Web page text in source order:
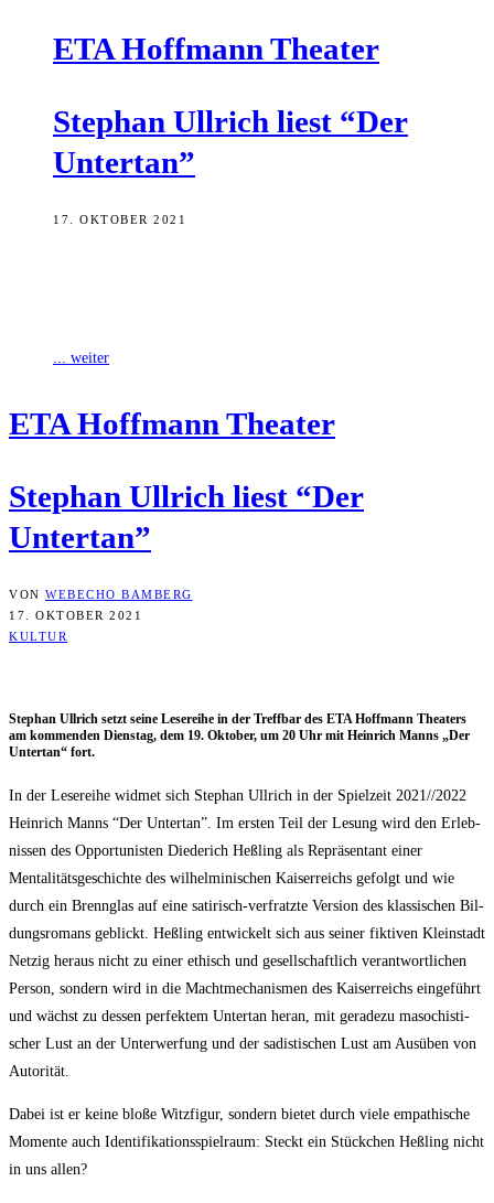
ETA Hoff­mann Theater
Ste­phan Ull­rich liest “Der
Untertan”
17. OKTOBER 2021
... weiter
ETA Hoff­mann Theater
Ste­phan Ull­rich liest “Der
Untertan”
VON WEBECHO BAMBERG
17. OKTOBER 2021
KULTUR
Ste­phan Ull­rich setzt sei­ne Lese­rei­he in der Treff­bar des ETA Hoff­mann Thea­ters
am kom­men­den Diens­tag, dem 19. Okto­ber, um 20 Uhr mit Hein­rich Manns „Der
Unter­tan“ fort.
In der Lese­rei­he wid­met sich Ste­phan Ull­rich in der Spiel­zeit 2021/​/​2022
Hein­rich Manns “Der Unter­tan”. Im ers­ten Teil der Lesung wird den Erleb­
nis­sen des Oppor­tu­nis­ten Diede­rich Heß­ling als Repräsentant einer
Mentalitätsgeschichte des wil­hel­mi­ni­schen Kai­ser­reichs gefolgt und wie
durch ein Brenn­glas auf eine sati­risch-ver­fratz­te Ver­si­on des klas­si­schen Bil­
dungs­ro­mans geblickt. Heß­ling ent­wi­ckelt sich aus sei­ner fik­ti­ven Klein­stadt
Netz­ig her­aus nicht zu einer ethisch und gesell­schaft­lich ver­ant­wort­li­chen
Per­son, son­dern wird in die Macht­me­cha­nis­men des Kai­ser­reichs eingeführt
und wächst zu des­sen per­fek­tem Unter­tan her­an, mit gera­de­zu maso­chis­ti­
scher Lust an der Unter­wer­fung und der sadis­ti­schen Lust am Ausüben von
Autorität.
Dabei ist er kei­ne blo­ße Witz­fi­gur, son­dern bie­tet durch vie­le empa­thi­sche
Momen­te auch Iden­ti­fi­ka­ti­ons­spiel­raum: Steckt ein Stückchen Heß­ling nicht
in uns allen?